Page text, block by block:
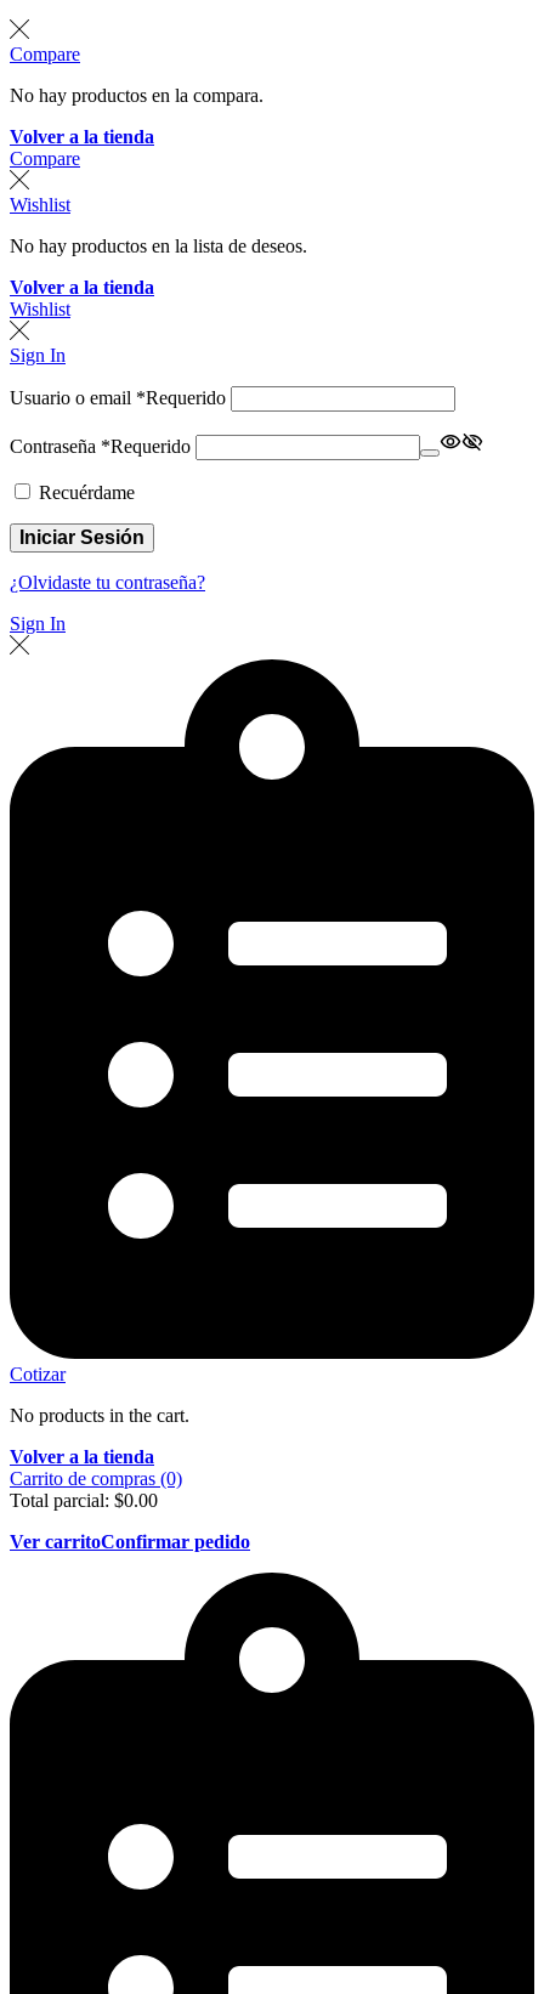
Compare
No hay productos en la compara.
Volver a la tienda
Compare
Wishlist
No hay productos en la lista de deseos.
Volver a la tienda
Wishlist
Sign In
Usuario o email *Requerido
Contraseña *Requerido
Recuérdame
Iniciar Sesión
¿Olvidaste tu contraseña?
Sign In
Cotizar
No products in the cart.
Volver a la tienda
Carrito de compras (0)
Total parcial: $0.00
Ver carritoConfirmar pedido